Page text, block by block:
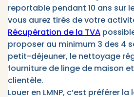
reportable pendant 10 ans sur
vous aurez tirés de votre
Récupération de la TVA
proposer au minimum 3 des 4
petit-déjeuner, le nettoyage
fourniture de linge de maison
clientèle.
Louer en LMNP, c’est préférer